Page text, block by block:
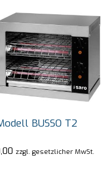
BUSSO T2
zzgl. gesetzlicher MwSt.